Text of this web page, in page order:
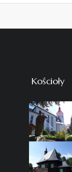
Kościoły